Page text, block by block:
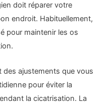
doit réparer votre
endroit. Habituellement,
pour maintenir les os
ajustements que vous
pour éviter la
la cicatrisation. La